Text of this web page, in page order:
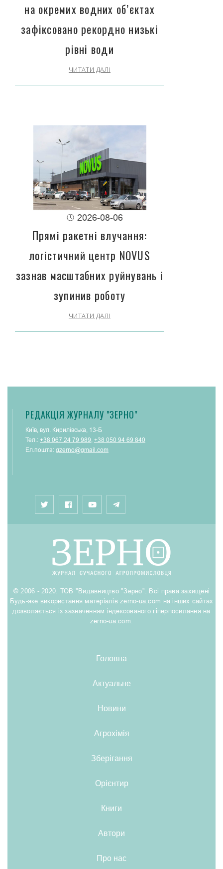
на окремих водних об’єктах
зафіксовано рекордно низькі
рівні води
ЧИТАТИ ДАЛІ
2026-08-06
Прямі ракетні влучання:
логістичний центр NOVUS
зазнав масштабних руйнувань і
зупинив роботу
ЧИТАТИ ДАЛІ
РЕДАКЦІЯ ЖУРНАЛУ "ЗЕРНО"
Київ, вул. Кирилівська, 13-Б
Тел.: +38 067 24 79 989 +38 050 94 69 840
Ел.пошта: gzerno@gmail.com
© 2006 - 2020. ТОВ "Видавництво "Зерно". Всі права захищені
Будь-яке використання матеріалів zerno-ua.com на інших сайтах
дозволяється із зазначенням індексованого гіперпосилання на
zerno-ua.com.
Головна
Актуальне
Новини
Агрохімія
Зберігання
Орієнтир
Книги
Автори
Про нас